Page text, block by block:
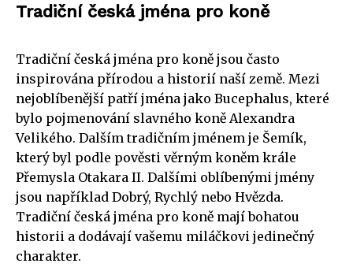
Tradiční česká jména pro koně
Tradiční česká jména pro koně jsou často
inspirována přírodou a historií naší země. Mezi
nejoblíbenější patří jména jako Bucephalus, které
bylo pojmenování slavného koně Alexandra
Velikého. Dalším tradičním jménem je Šemík,
který byl podle pověsti věrným koněm krále
Přemysla Otakara II. Dalšími oblíbenými jmény
jsou například Dobrý, Rychlý nebo Hvězda.
Tradiční česká jména pro koně mají bohatou
historii a dodávají vašemu miláčkovi jedinečný
charakter.